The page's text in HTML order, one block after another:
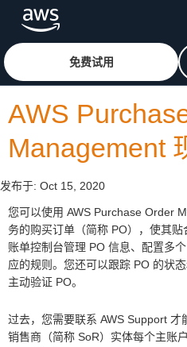
跳至主要内容
免费试用
AWS
Management
发布于: Oct 15, 2020
您可以使用 AWS Purchase Order
务的购买订单（简称 PO），使其
账单控制台管理 PO 信息、配置多
应的规则。您还可以跟踪 PO 的状
主动验证 PO。
过去，您需要联系 AWS Support 才
销售商（简称 SoR）实体每个主账